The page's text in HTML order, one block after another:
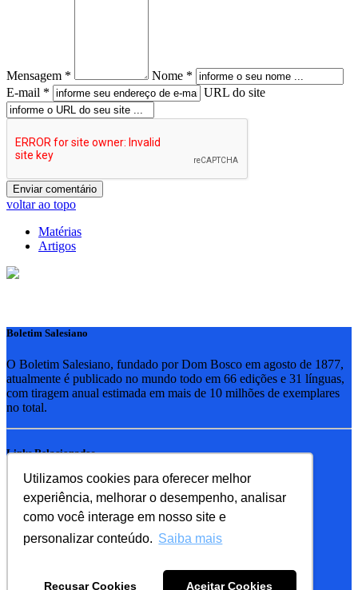
Utilizamos cookies para oferecer melhor
experiência, melhorar o desempenho, analisar
como você interage em nosso site e
personalizar conteúdo. Saiba mais
Recusar Cookies Aceitar Cookies
Mensagem *
Nome *
E-mail *
URL do site
voltar ao topo
Matérias
Artigos
Boletim Salesiano
O Boletim Salesiano, fundado por Dom Bosco em agosto de 1877,
atualmente é publicado no mundo todo em 66 edições e 31 línguas,
com tiragem anual estimada em mais de 10 milhões de exemplares
no total.
Links Relacionados
RSB - Rede Salesiana Brasil
EDEBE - Editora
UPV - União pela Vida
Familia Salesiana
SDB - Salesianos de Dom Bosco